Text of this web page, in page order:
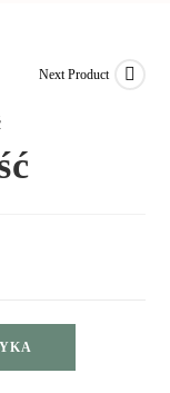
Next Product